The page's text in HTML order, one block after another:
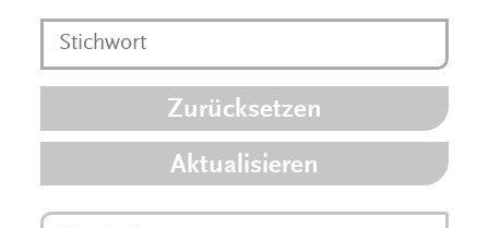
Zurücksetzen
Aktualisieren